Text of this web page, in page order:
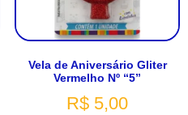
Vela de Aniversário Gliter
Vermelho Nº “5”
R$ 5,00